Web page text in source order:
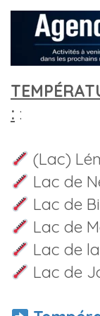
: :
(Lac)
Lac de
Lac de
Lac de
Lac de
Lac de